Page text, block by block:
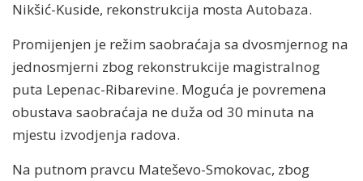
Nikšić-Kuside, rekonstrukcija mosta Autobaza.
Promijenjen je režim saobraćaja sa dvosmjernog na
jednosmjerni zbog rekonstrukcije magistralnog
puta Lepenac-Ribarevine. Moguća je povremena
obustava saobraćaja ne duža od 30 minuta na
mjestu izvodjenja radova.
Na putnom pravcu Mateševo-Smokovac, zbog